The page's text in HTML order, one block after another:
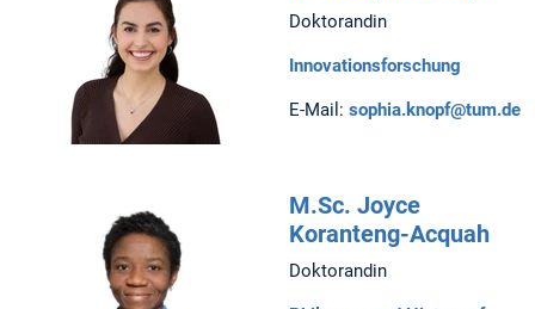
Doktorandin
Innovationsforschung
E-Mail: sophia.knopf@tum.de
M.Sc. Joyce
Koranteng-Acquah
Doktorandin